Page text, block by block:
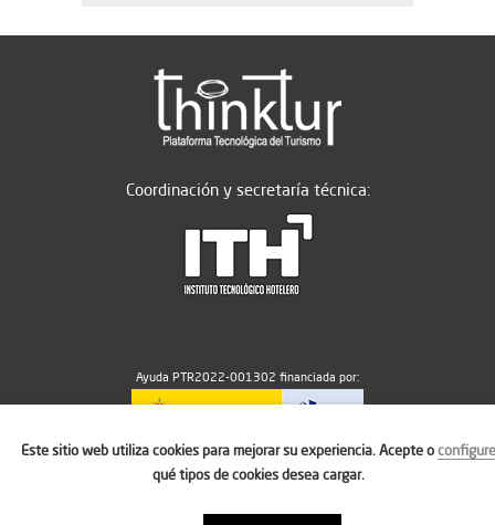
Coordinación y secretaría técnica:
Ayuda PTR2022-001302 financiada por:
MICIU/AEI/10.13039/501100011033
Este sitio web utiliza cookies para mejorar su experiencia. Acepte oconfigure
qué tipos de cookies desea cargar.